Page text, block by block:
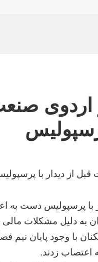
اردوی
از دیدار با
با پرسپولیس دست به
به دلیل مشکلات
با وجود پایان نیم
زدند.